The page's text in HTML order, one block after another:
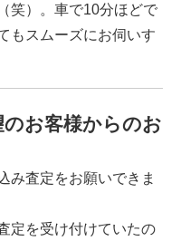
笑）。車で10分ほどで
もスムーズにお伺いす
お客様からのお
み査定をお願いできま
定を受け付けていたの